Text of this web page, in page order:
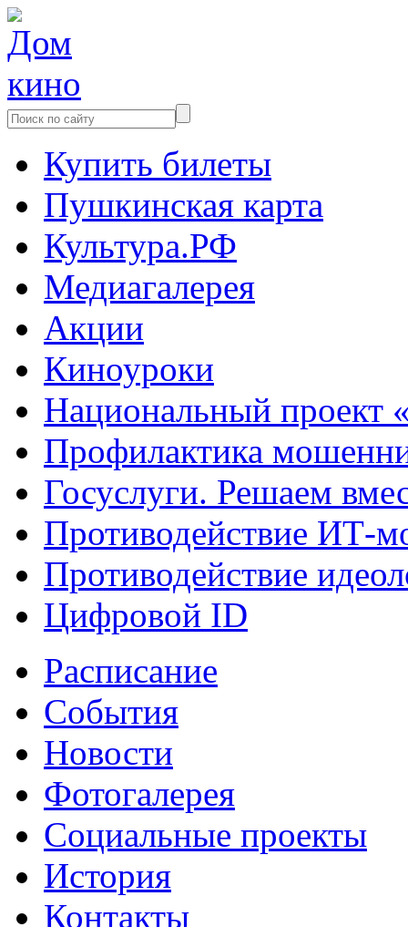
Купить билеты
Пушкинская карта
Культура.РФ
Медиагалерея
Акции
Киноуроки
Национальный проект
Профилактика
Госуслуги. Решаем
Противодействие ИТ-
Противодействие
Цифровой ID
Расписание
События
Новости
Фотогалерея
Социальные проекты
История
Контакты